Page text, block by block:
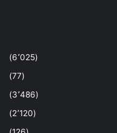
(6٬025)
(77)
(3٬486)
(2٬120)